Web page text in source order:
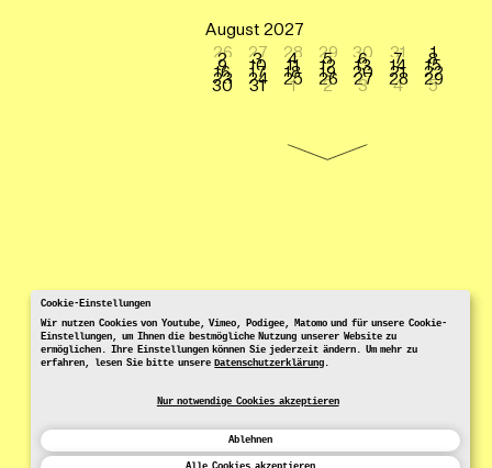
Cookie-Einstellungen
Wir nutzen Cookies von Youtube, Vimeo, Podigee, Matomo und für unsere Cookie-
Einstellungen, um Ihnen die bestmögliche Nutzung unserer Website zu
ermöglichen. Ihre Einstellungen können Sie jederzeit ändern. Um mehr zu
erfahren, lesen Sie bitte unsereDatenschutzerklärung.
Nur notwendige Cookies akzeptieren
Ablehnen
August 2027
26
27 28 29 30 31 1
2 3 4 5 6 7 8
9 10 11 12 13 14 15
16 17 18 19 20 21 22
23 24 25 26 27 28 29
30 31 1 2 3 4 5